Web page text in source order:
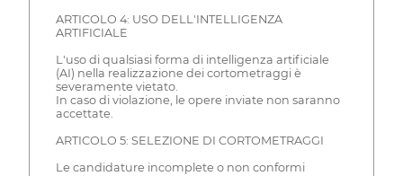
ARTICOLO 4: USO DELL'INTELLIGENZA
ARTIFICIALE
L'uso di qualsiasi forma di intelligenza artificiale
(AI) nella realizzazione dei cortometraggi è
severamente vietato.
In caso di violazione, le opere inviate non saranno
accettate.
ARTICOLO 5: SELEZIONE DI CORTOMETRAGGI
Le candidature incomplete o non conformi